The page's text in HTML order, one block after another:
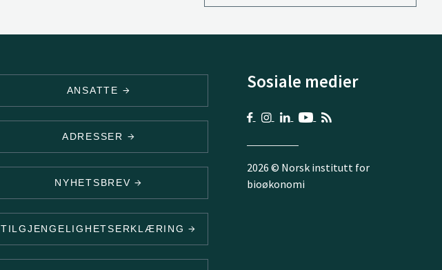
ANSATTE
ADRESSER
NYHETSBREV
TILGJENGELIGHETSERKLÆRING
Sosiale medier
2026 © Norsk institutt for
bioøkonomi